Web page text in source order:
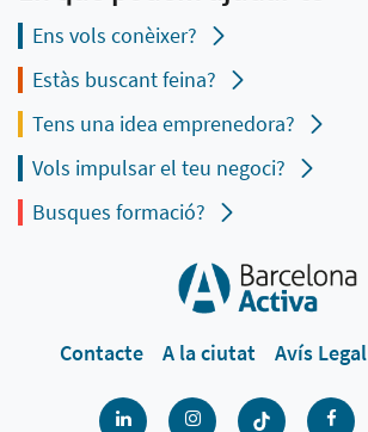
Ens vols conèixer?
Estàs buscant feina?
Tens una idea emprenedora?
Vols impulsar el teu negoci?
Busques formació?
Contacte A la ciutat Avís Legal